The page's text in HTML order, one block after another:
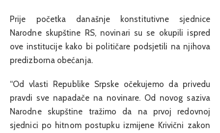
Prije početka današnje konstitutivne sjednice
Narodne skupštine RS, novinari su se okupili ispred
ove institucije kako bi političare podsjetili na njihova
predizborna obećanja.
“Od vlasti Republike Srpske očekujemo da privedu
pravdi sve napadače na novinare. Od novog saziva
Narodne skupštine tražimo da na prvoj redovnoj
sjednici po hitnom postupku izmijene Krivični zakon